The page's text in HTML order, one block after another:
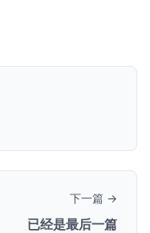
下一篇 →
已经是最后一篇